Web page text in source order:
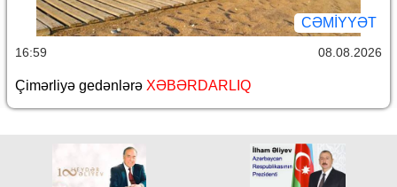
CƏMİYYƏT
16:59 08.08.2026
Çimərliyə gedənlərə XƏBƏRDARLIQ